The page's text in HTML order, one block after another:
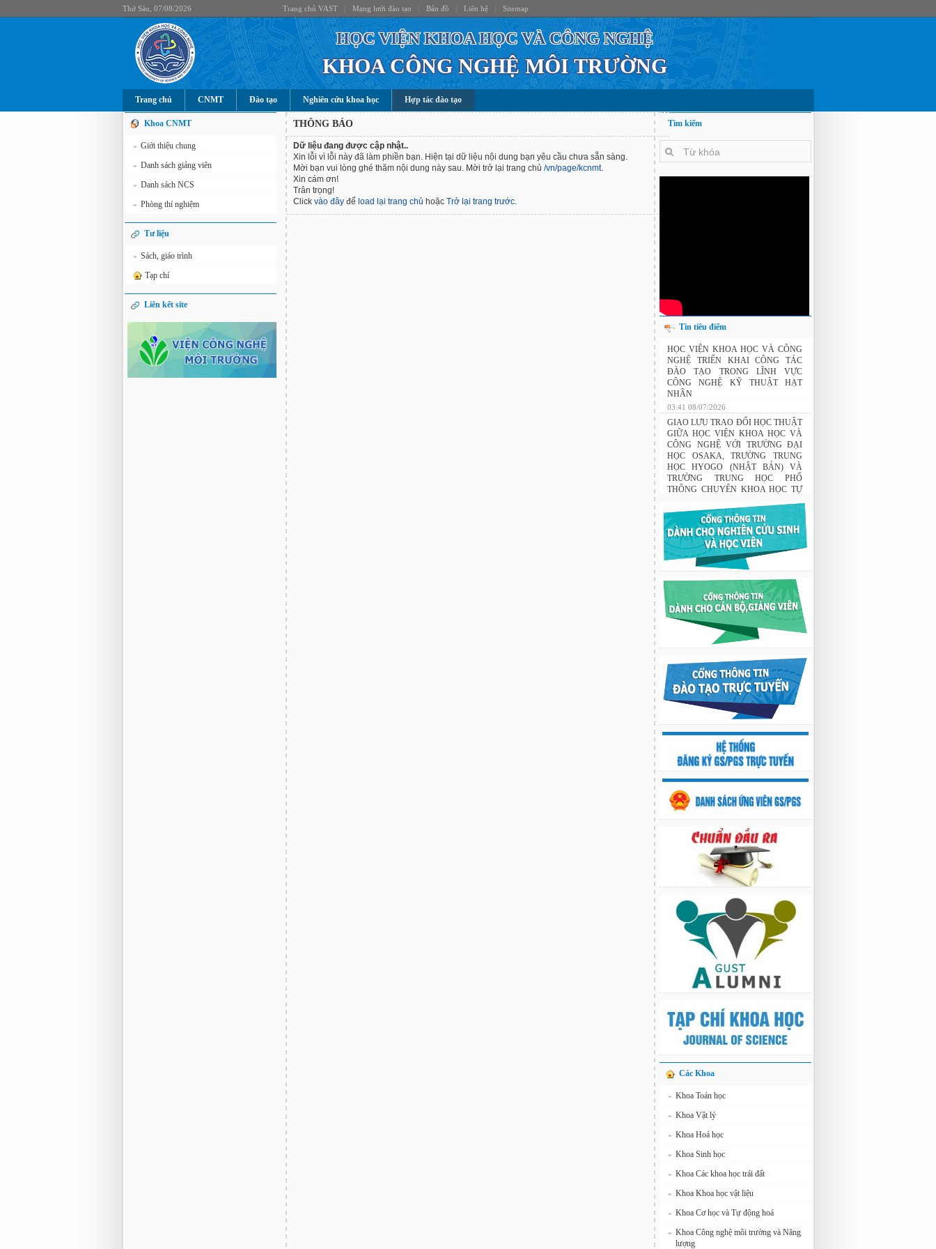
Thứ Sáu, 07/08/2026 Trang chủ VAST| Mạng lưới đào tạo Bản đồ Liên hệ| Sitemap
HỌC VIỆN KHOA HỌC VÀ CÔNG NGHỆ
KHOA CÔNG NGHỆ MÔI TRƯỜNG
Trang chủ CNMT Đào tạo Nghiên cứu khoa học Hợp tác đào tạo
Khoa CNMT
» Giới thiệu chung
» Danh sách giảng viên
» Danh sách NCS
» Phòng thí nghiệm
Tư liệu
» Sách, giáo trình
Tạp chí
Liên kết site
THÔNG BÁO
Dữ liệu đang được cập nhật..
Xin lỗi vì lỗi này đã làm phiền bạn. Hiện tại dữ liệu nội dung bạn yêu cầu chưa sẵn sàng.
Mời bạn vui lòng ghé thăm nội dung này sau. Mời trở lại trang chủ /vn/page/kcnmt.
Xin cám ơn!
Trân trọng!
Click vào đây để load lại trang chủ hoặc Trở lại trang trước.
Tìm kiếm
Tin tiêu điểm
HỌC VIỆN KHOA HỌC VÀ CÔNG
NGHỆ TRIỂN KHAI CÔNG TÁC
ĐÀO TẠO TRONG LĨNH VỰC
CÔNG NGHỆ KỸ THUẬT HẠT
NHÂN
03:41 08/07/2026
GIAO LƯU TRAO ĐỔI HỌC THUẬT
GIỮA HỌC VIỆN KHOA HỌC VÀ
CÔNG NGHỆ VỚI TRƯỜNG ĐẠI
HỌC OSAKA, TRƯỜNG TRUNG
HỌC HYOGO (NHẬT BẢN) VÀ
TRƯỜNG TRUNG HỌC PHỔ
THÔNG CHUYÊN KHOA HỌC TỰ
02:22 23/07/2026
THÔNG BÁO: Về việc đăng ký tham
gia lớp bồi dưỡng nghiệp vụ sư phạm
cho giảng viên.
03:12 29/07/2026
Nghiên cứu chế tạo hệ thống xác định
hướng vật thể độ chính xác cao dựa trên
từ kế và vật liệu biến hóa
9:33 sáng thứ hai, 03/08/2026
Nghiên cứu chế tạo hệ thống xác định
hướng vật thể độ chính xác cao dựa trên
9:33 sáng thứ hai, 03/08/2026
Các Khoa
» Khoa Toán học
» Khoa Vật lý
» Khoa Hoá học
» Khoa Sinh học
» Khoa Các khoa học trái đất
» Khoa Khoa học vật liệu
» Khoa Cơ học và Tự động hoá
» Khoa Công nghệ môi trường và Năng
lượng